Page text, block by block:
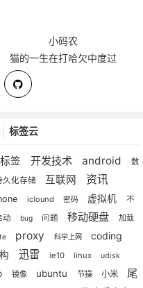
小码农
猫的一生在打哈欠中度过
标签云
签 开发技术 android
数
久化存储
互联网 资讯
iclound 密码 虚拟机
不
动
bug 问题 移动硬盘 加载
proxy 科学上网 coding
迅雷 ie10 linux udisk
镜像 ubuntu 节操 小米 尾